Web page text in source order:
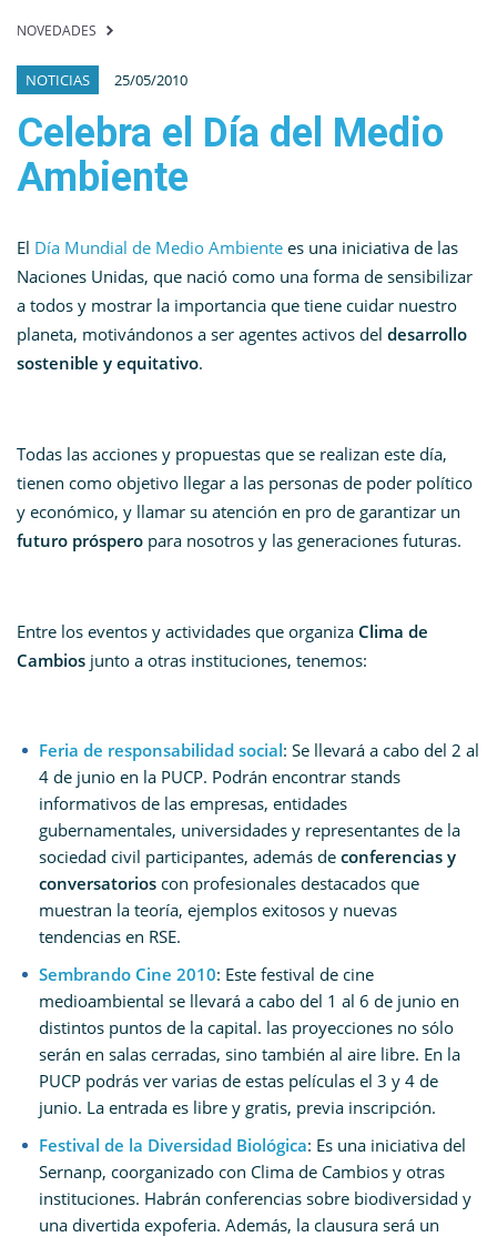
NOVEDADES
NOTICIAS 25/05/2010
Celebra el Día del Medio
Ambiente
El Día Mundial de Medio Ambiente es una iniciativa de las
Naciones Unidas, que nació como una forma de sensibilizar
a todos y mostrar la importancia que tiene cuidar nuestro
planeta, motivándonos a ser agentes activos del desarrollo
sostenible y equitativo.
Todas las acciones y propuestas que se realizan este día,
tienen como objetivo llegar a las personas de poder político
y económico, y llamar su atención en pro de garantizar un
futuro próspero para nosotros y las generaciones futuras.
Entre los eventos y actividades que organiza Clima de
Cambios junto a otras instituciones, tenemos:
Feria de responsabilidad social: Se llevará a cabo del 2 al
4 de junio en la PUCP. Podrán encontrar stands
informativos de las empresas, entidades
gubernamentales, universidades y representantes de la
sociedad civil participantes, además de conferencias y
conversatorios con profesionales destacados que
muestran la teoría, ejemplos exitosos y nuevas
tendencias en RSE.
Sembrando Cine 2010: Este festival de cine
medioambiental se llevará a cabo del 1 al 6 de junio en
distintos puntos de la capital. las proyecciones no sólo
serán en salas cerradas, sino también al aire libre. En la
PUCP podrás ver varias de estas películas el 3 y 4 de
junio. La entrada es libre y gratis, previa inscripción.
Festival de la Diversidad Biológica: Es una iniciativa del
Sernanp, coorganizado con Clima de Cambios y otras
instituciones. Habrán conferencias sobre biodiversidad y
una divertida expoferia. Además, la clausura será un